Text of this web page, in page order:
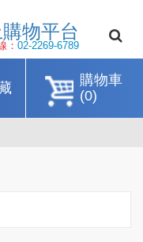
線上購物平
服務專線：02-2269-
購物車
(0)